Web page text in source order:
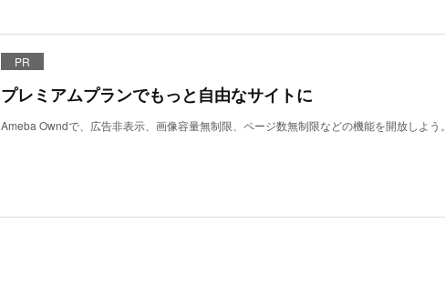
PR
プレミアムプランでもっと自由なサイトに
Ameba Owndで、広告非表示、画像容量無制限、ページ数無制限などの機能を開放しよう。